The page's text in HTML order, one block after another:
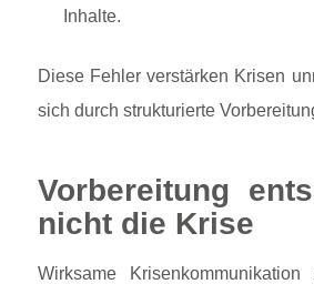
Inhalte.
Diese Fehler verstärken Krisen
sich durch strukturierte
Vorbereitung
nicht die Krise
Wirksame